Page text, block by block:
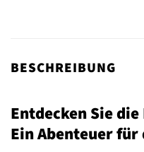
BESCHREIBUNG
Entdecken Sie
Ein Abenteuer